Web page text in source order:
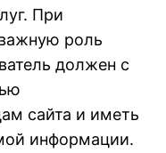
При
роль
должен с
сайта и иметь
информации.